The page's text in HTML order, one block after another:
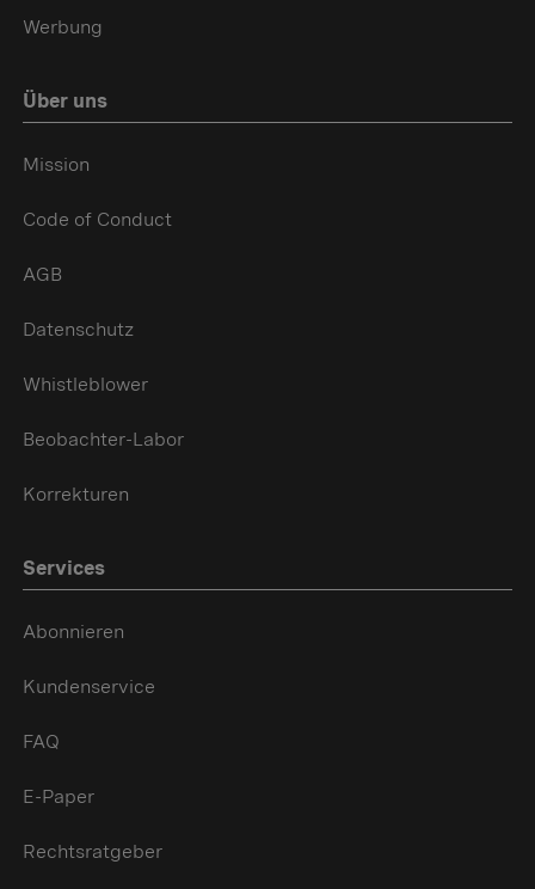
Werbung
Über uns
Mission
Code of Conduct
AGB
Datenschutz
Whistleblower
Beobachter-Labor
Korrekturen
Services
Abonnieren
Kundenservice
FAQ
E-Paper
Rechtsratgeber